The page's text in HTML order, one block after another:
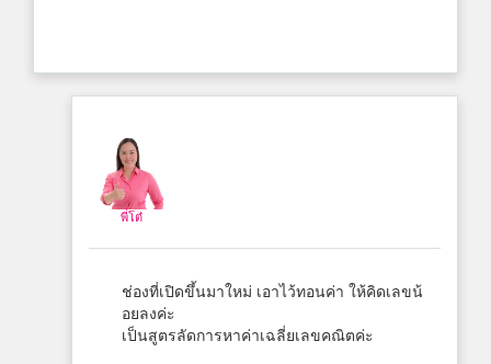
พี่โต๋
ช่องที่เปิดขึ้นมาใหม่ เอาไว้ทอนค่า ให้คิดเลขน้
อยลงค่ะ
เป็นสูตรลัดการหาค่าเฉลี่ยเลขคณิตค่ะ